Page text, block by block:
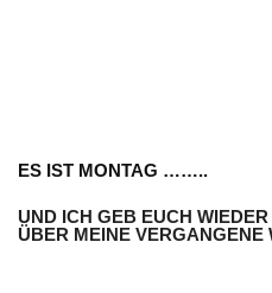
ES IST MONTAG ……..
UND ICH GEB EUCH
ÜBER MEINE VERGANGENE